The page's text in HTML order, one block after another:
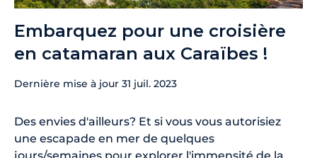
Embarquez pour une croisière
en catamaran aux Caraïbes !
Dernière mise à jour 31 juil. 2023
Des envies d'ailleurs? Et si vous vous autorisiez
une escapade en mer de quelques